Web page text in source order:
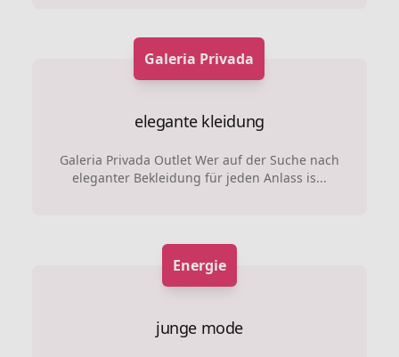
Galeria Privada
elegante kleidung
Galeria Privada Outlet Wer auf der Suche nach
eleganter Bekleidung für jeden Anlass is...
Energie
junge mode